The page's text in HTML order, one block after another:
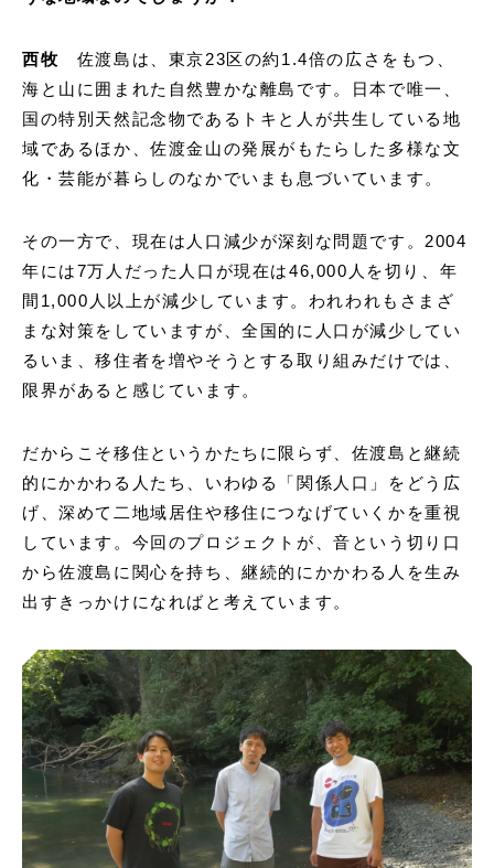
西牧
佐渡島は、東京23区の約1.4倍の広さをもつ、
海と山に囲まれた自然豊かな離島です。日本で唯一、
国の特別天然記念物であるトキと人が共生している地
域であるほか、佐渡金山の発展がもたらした多様な文
化・芸能が暮らしのなかでいまも息づいています。
その一方で、現在は人口減少が深刻な問題です。2004
年には7万人だった人口が現在は46,000人を切り、年
間1,000人以上が減少しています。われわれもさまざ
まな対策をしていますが、全国的に人口が減少してい
るいま、移住者を増やそうとする取り組みだけでは、
限界があると感じています。
だからこそ移住というかたちに限らず、佐渡島と継続
的にかかわる人たち、いわゆる「関係人口」をどう広
げ、深めて二地域居住や移住につなげていくかを重視
しています。今回のプロジェクトが、音という切り口
から佐渡島に関心を持ち、継続的にかかわる人を生み
出すきっかけになればと考えています。